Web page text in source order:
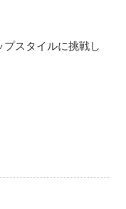
スタイルに挑戦し